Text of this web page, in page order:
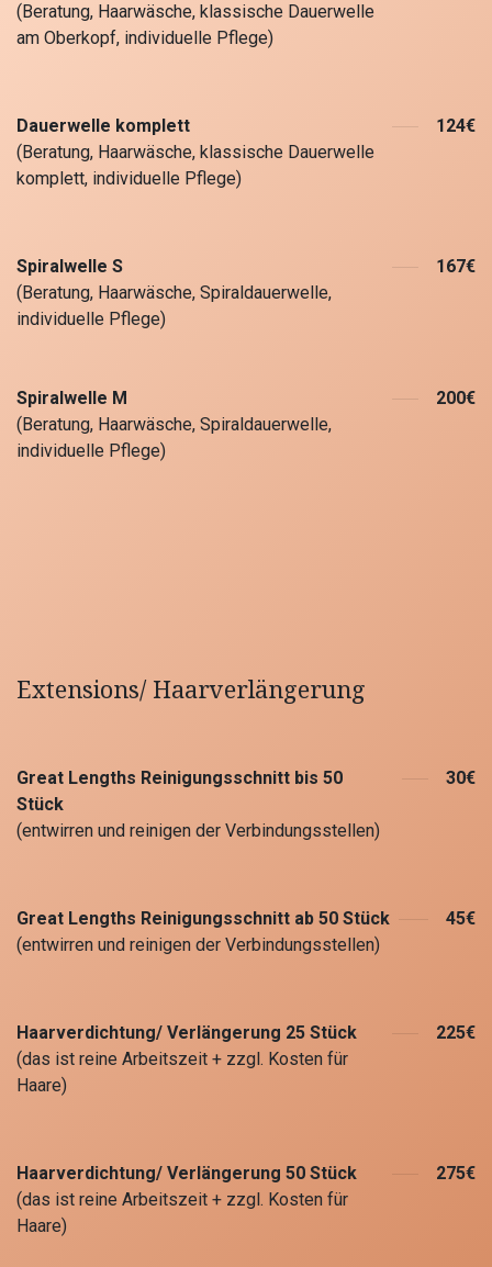
(Beratung, Haarwäsche, klassische Dauerwelle
am Oberkopf, individuelle Pflege)
Dauerwelle komplett
(Beratung, Haarwäsche, klassische Dauerwelle
komplett, individuelle Pflege)
124€
Spiralwelle S
(Beratung, Haarwäsche, Spiraldauerwelle,
individuelle Pflege)
167€
Spiralwelle M
(Beratung, Haarwäsche, Spiraldauerwelle,
individuelle Pflege)
200€
Extensions/ Haarverlängerung
Great Lengths Reinigungsschnitt bis 50
Stück
(entwirren und reinigen der Verbindungsstellen)
30€
Great Lengths Reinigungsschnitt ab 50 Stück
(entwirren und reinigen der Verbindungsstellen)
45€
Haarverdichtung/ Verlängerung 25 Stück
(das ist reine Arbeitszeit + zzgl. Kosten für
Haare)
225€
Haarverdichtung/ Verlängerung 50 Stück
(das ist reine Arbeitszeit + zzgl. Kosten für
Haare)
275€